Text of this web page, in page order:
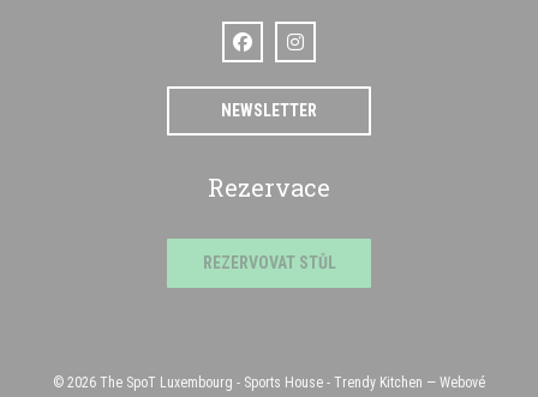
Facebook ((otevře se v novém okně))
Instagram ((otevře se v novém
NEWSLETTER
Rezervace
REZERVOVAT STŮL
© 2026 The SpoT Luxembourg - Sports House - Trendy Kitchen — Webové